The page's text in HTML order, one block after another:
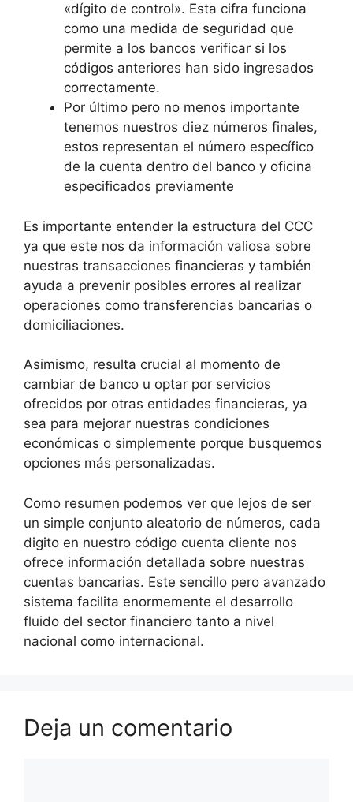
«dígito de control». Esta cifra funciona
como una medida de seguridad que
permite a los bancos verificar si los
códigos anteriores han sido ingresados
correctamente.
Por último pero no menos importante
tenemos nuestros diez números finales,
estos representan el número específico
de la cuenta dentro del banco y oficina
especificados previamente
Es importante entender la estructura del CCC
ya que este nos da información valiosa sobre
nuestras transacciones financieras y también
ayuda a prevenir posibles errores al realizar
operaciones como transferencias bancarias o
domiciliaciones.
Asimismo, resulta crucial al momento de
cambiar de banco u optar por servicios
ofrecidos por otras entidades financieras, ya
sea para mejorar nuestras condiciones
económicas o simplemente porque busquemos
opciones más personalizadas.
Como resumen podemos ver que lejos de ser
un simple conjunto aleatorio de números, cada
digito en nuestro código cuenta cliente nos
ofrece información detallada sobre nuestras
cuentas bancarias. Este sencillo pero avanzado
sistema facilita enormemente el desarrollo
fluido del sector financiero tanto a nivel
nacional como internacional.
Deja un comentario